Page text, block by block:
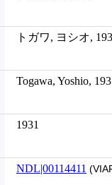
トガワ, ヨシオ,
Togawa, Yoshio,
1931
NDL|00114411